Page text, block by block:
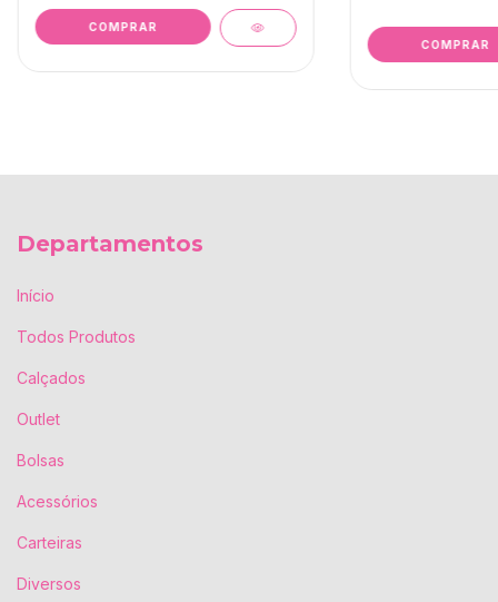
COMPRAR
COMPRAR
Departamentos
Início
Todos Produtos
Calçados
Outlet
Bolsas
Acessórios
Carteiras
Diversos